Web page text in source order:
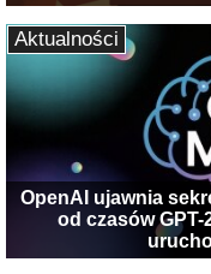
OpenAI ujawnia
od czasów
Aktualności